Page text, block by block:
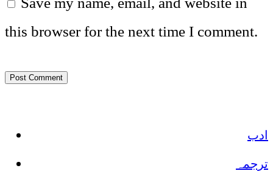
this browser for the next time I comment.
ادب
ترجمہ